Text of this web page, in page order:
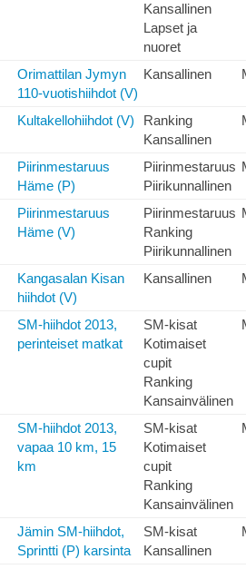
Kansallinen
Lapset ja
nuoret
Orimattilan Jymyn
110-vuotishiihdot (V)
Kansallinen
Kultakellohiihdot (V)
Ranking
Kansallinen
Piirinmestaruus
Häme (P)
Piirinmestaruus
Piirikunnallinen
Piirinmestaruus
Häme (V)
Piirinmestaruus
Ranking
Piirikunnallinen
Kangasalan Kisan
hiihdot (V)
Kansallinen
SM-hiihdot 2013,
perinteiset matkat
SM-kisat
Kotimaiset
cupit
Ranking
Kansainvälinen
SM-hiihdot 2013,
vapaa 10 km, 15
km
SM-kisat
Kotimaiset
cupit
Ranking
Kansainvälinen
Jämin SM-hiihdot,
Sprintti (P) karsinta
SM-kisat
Kansallinen